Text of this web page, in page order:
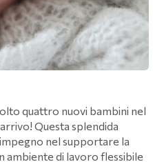
quattro nuovi bambini nel
Questa splendida
nel supportare la
ambiente di lavoro flessibile